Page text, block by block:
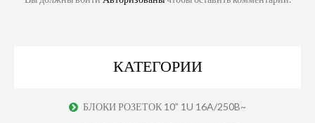
КАТЕГОРИИ
БЛОКИ РОЗЕТОК 10” 1U 16A/250B~